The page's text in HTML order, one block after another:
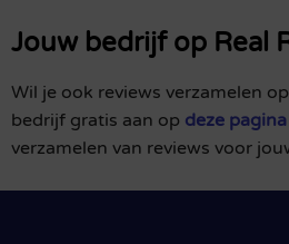
Jouw bedrijf op Real
Wil je ook reviews verzamelen
bedrijf gratis aan op deze pagina
verzamelen van reviews voor